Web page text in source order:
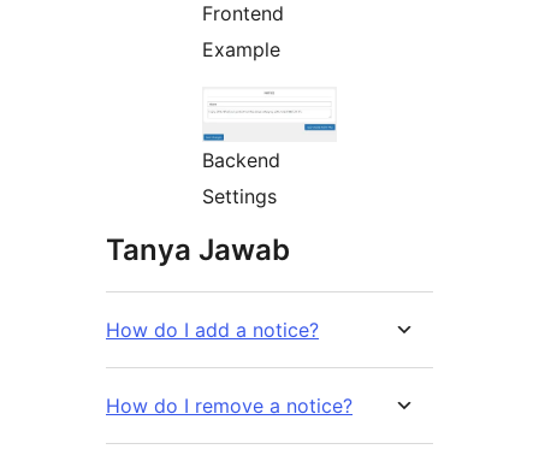
Frontend
Example
Backend
Settings
Tanya Jawab
How do I add a notice?
How do I remove a notice?